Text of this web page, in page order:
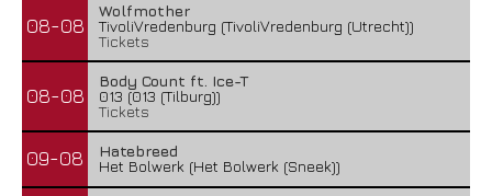
08-08
Wolfmother
TivoliVredenburg (TivoliVredenburg (Utrecht))
Tickets
08-08
Body Count ft. Ice-T
013 (013 (Tilburg))
Tickets
09-08
Hatebreed
Het Bolwerk (Het Bolwerk (Sneek))